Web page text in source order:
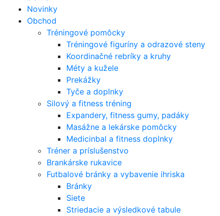
Novinky
Obchod
Tréningové pomôcky
Tréningové figuríny a odrazové steny
Koordinačné rebríky a kruhy
Méty a kužele
Prekážky
Tyče a doplnky
Silový a fitness tréning
Expandery, fitness gumy, padáky
Masážne a lekárske pomôcky
Medicinbal a fitness doplnky
Tréner a príslušenstvo
Brankárske rukavice
Futbalové bránky a vybavenie ihriska
Bránky
Siete
Striedacie a výsledkové tabule